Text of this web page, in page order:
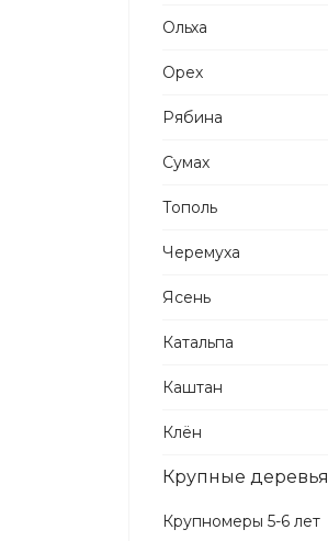
Ольха
Орех
Рябина
Сумах
Тополь
Черемуха
Ясень
Катальпа
Каштан
Клён
Крупные деревья
Крупномеры 5-6 лет